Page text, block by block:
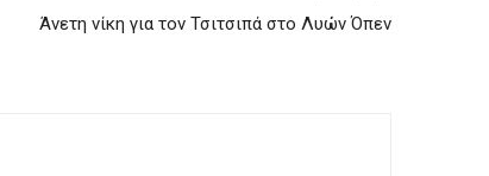
Άνετη νίκη για τον Τσιτσιπά στο Λυών Όπεν